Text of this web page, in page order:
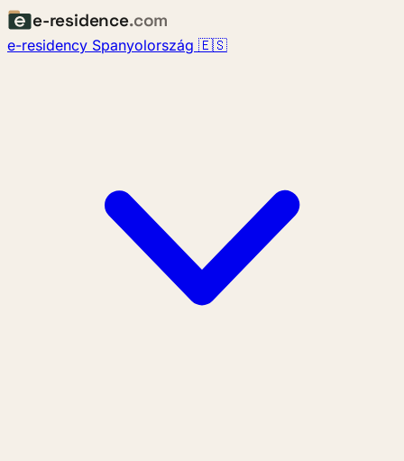
e-residence.com
e-residency Spanyolország 🇪🇸